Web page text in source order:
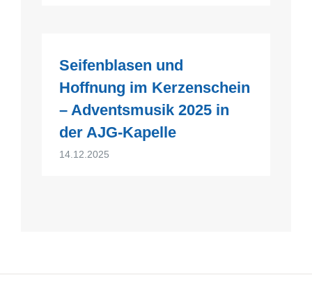
Seifenblasen und
Hoffnung im Kerzenschein
– Adventsmusik 2025 in
der AJG-Kapelle
14.12.2025